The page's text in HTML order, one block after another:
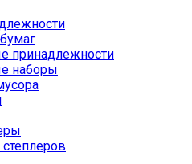
принадлежности
наборы